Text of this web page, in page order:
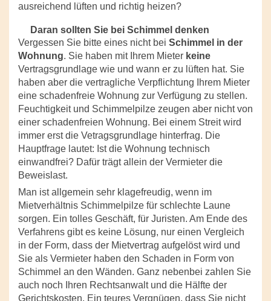
ausreichend lüften und richtig heizen?
Daran sollten Sie bei Schimmel denken
Vergessen Sie bitte eines nicht bei Schimmel in der
Wohnung. Sie haben mit Ihrem Mieter keine
Vertragsgrundlage wie und wann er zu lüften hat. Sie
haben aber die vertragliche Verpflichtung Ihrem Mieter
eine schadenfreie Wohnung zur Verfügung zu stellen.
Feuchtigkeit und Schimmelpilze zeugen aber nicht von
einer schadenfreien Wohnung. Bei einem Streit wird
immer erst die Vetragsgrundlage hinterfrag. Die
Hauptfrage lautet: Ist die Wohnung technisch
einwandfrei? Dafür trägt allein der Vermieter die
Beweislast.
Man ist allgemein sehr klagefreudig, wenn im
Mietverhältnis Schimmelpilze für schlechte Laune
sorgen. Ein tolles Geschäft, für Juristen. Am Ende des
Verfahrens gibt es keine Lösung, nur einen Vergleich
in der Form, dass der Mietvertrag aufgelöst wird und
Sie als Vermieter haben den Schaden in Form von
Schimmel an den Wänden. Ganz nebenbei zahlen Sie
auch noch Ihren Rechtsanwalt und die Hälfte der
Gerichtskosten. Ein teures Vergnügen, dass Sie nicht